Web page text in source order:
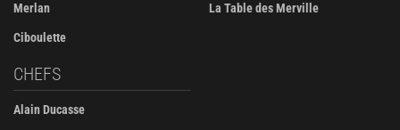
Merlan
Ciboulette
La Table des Merville
CHEFS
Alain Ducasse